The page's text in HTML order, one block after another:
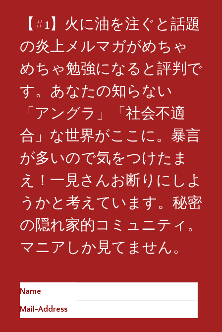
【#1】火に油を注ぐと話題
の炎上メルマガがめちゃ
めちゃ勉強になると評判で
す。あなたの知らない
「アングラ」「社会不適
合」な世界がここに。暴言
が多いので気をつけたま
え！一見さんお断りにしよ
うかと考えています。秘密
の隠れ家的コミュニティ。
マニアしか見てません。
Name
Mail-Address